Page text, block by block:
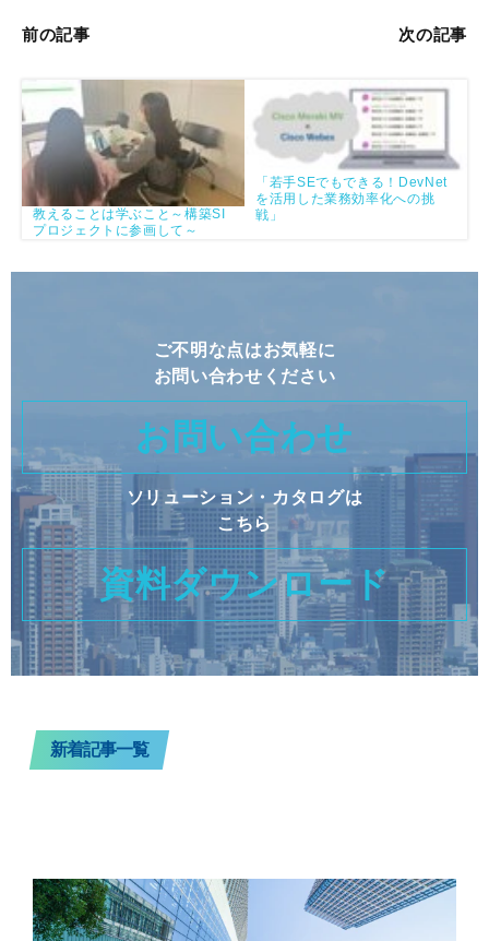
前の記事
教えることは学ぶこと～構築SI
プロジェクトに参画して～​
次の記事
「若手SEでもできる！DevNet
を活用した業務効率化への挑
戦」
ご不明な点はお気軽に
お問い合わせください
お問い合わせ
ソリューション・カタログは
こちら
資料ダウンロード
新着記事一覧